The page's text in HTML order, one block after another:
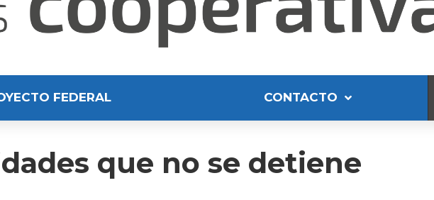
FEDERAL CONTACTO
que no se detiene